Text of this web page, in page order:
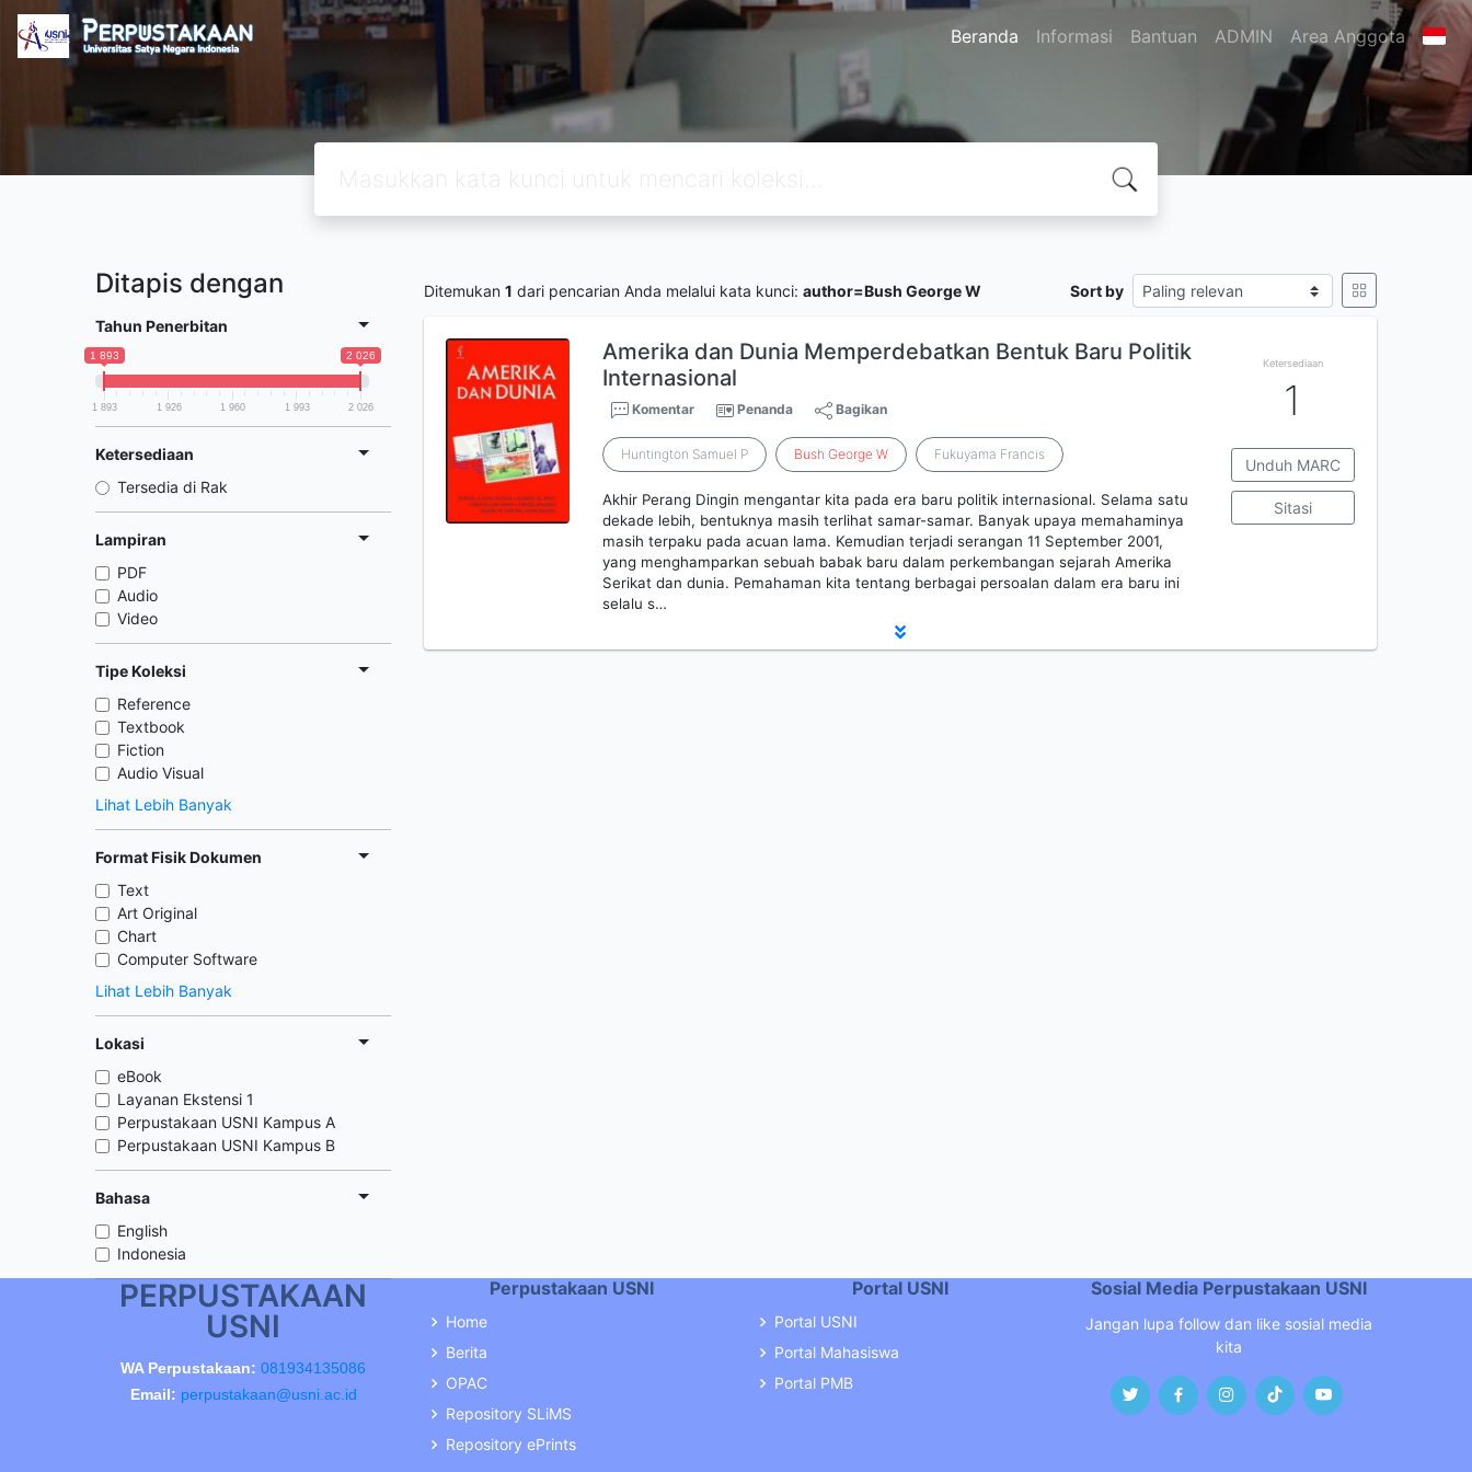
Beranda Informasi Bantuan ADMIN Area Anggota
Ditapis dengan
Tahun Penerbitan
1 893 2 026
1 893 1 926 1 960 1 993 2 026
Ketersediaan
Tersedia di Rak
Lampiran
PDF
Audio
Video
Tipe Koleksi
Reference
Textbook
Fiction
Audio Visual
Lihat Lebih Banyak
Format Fisik Dokumen
Text
Art Original
Chart
Computer Software
Lihat Lebih Banyak
Lokasi
eBook
Layanan Ekstensi 1
Perpustakaan USNI Kampus A
Perpustakaan USNI Kampus B
Bahasa
English
Indonesia
Ditemukan 1 dari pencarian Anda melalui kata kunci: author=Bush George W Sort by
Amerika dan Dunia Memperdebatkan Bentuk Baru Politik
Internasional
Komentar Penanda Bagikan
Huntington Samuel P Bush George W Fukuyama Francis
Akhir Perang Dingin mengantar kita pada era baru politik internasional. Selama satu
dekade lebih, bentuknya masih terlihat samar-samar. Banyak upaya memahaminya
masih terpaku pada acuan lama. Kemudian terjadi serangan 11 September 2001,
yang menghamparkan sebuah babak baru dalam perkembangan sejarah Amerika
Serikat dan dunia. Pemahaman kita tentang berbagai persoalan dalam era baru ini
selalu s…
Ketersediaan
1
Unduh MARC
Sitasi
PERPUSTAKAAN
USNI
WA Perpustakaan: 081934135086
Email: perpustakaan@usni.ac.id
Perpustakaan USNI
Home
Berita
OPAC
Repository SLiMS
Repository ePrints
Portal USNI
Portal USNI
Portal Mahasiswa
Portal PMB
Sosial Media Perpustakaan USNI
Jangan lupa follow dan like sosial media
kita